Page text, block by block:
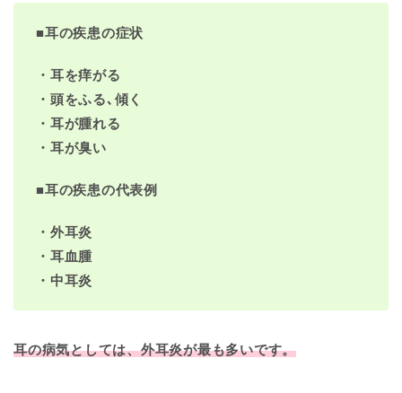
■耳の疾患の症状
・耳を痒がる
・頭をふる､傾く
・耳が腫れる
・耳が臭い
■耳の疾患の代表例
・外耳炎
・耳血腫
・中耳炎
耳の病気としては、外耳炎が最も多いです。